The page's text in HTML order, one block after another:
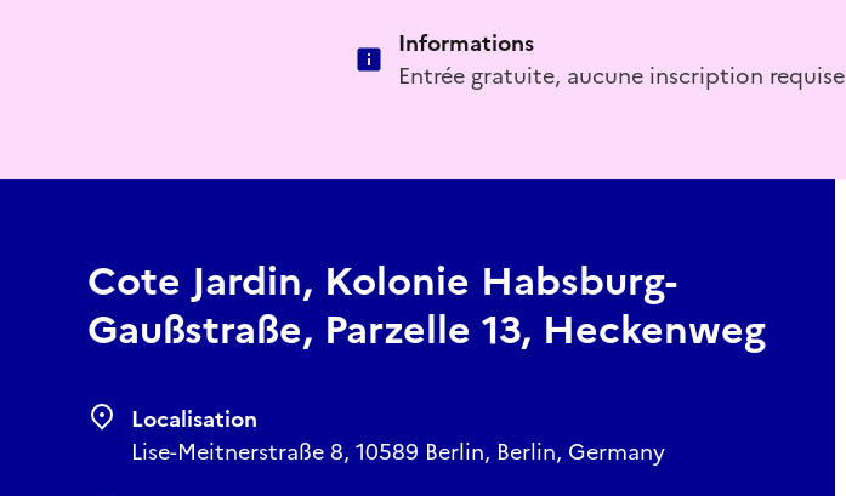
Informations
Entrée gratuite, aucune inscription requise
Cote Jardin, Kolonie Habsburg-
Gaußstraße, Parzelle 13, Heckenweg
Localisation
Lise-Meitnerstraße 8, 10589 Berlin, Berlin, Germany